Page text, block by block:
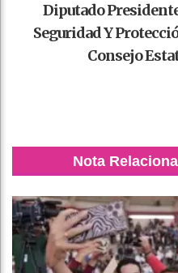
Diputado
Seguridad Y
Consejo
Nota